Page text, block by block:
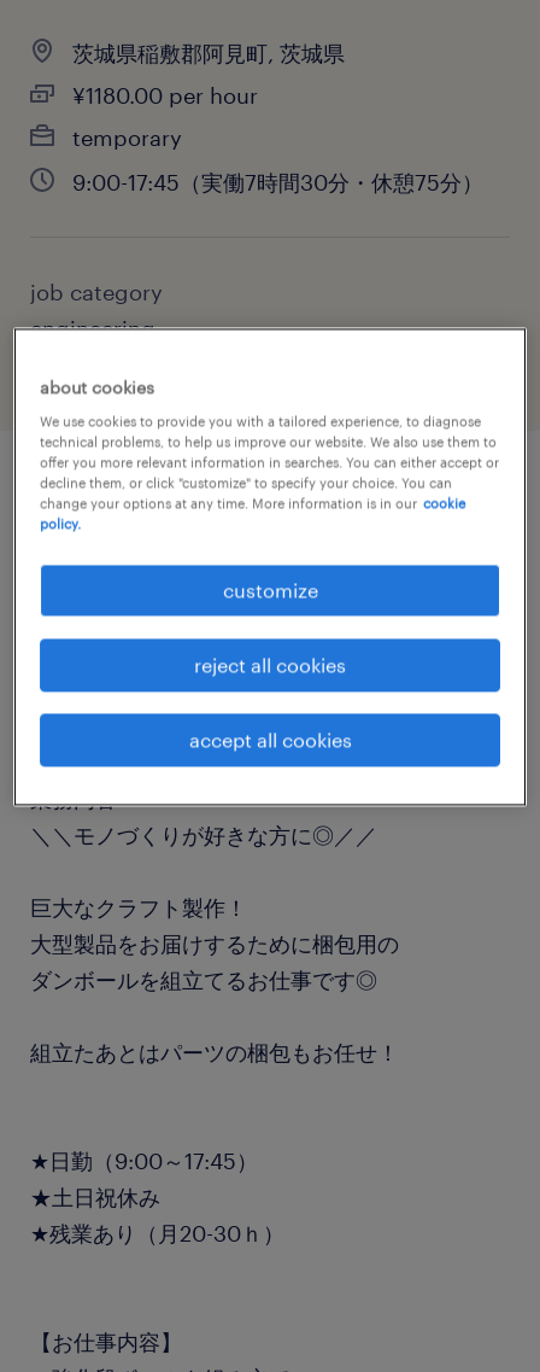
茨城県稲敷郡阿見町, 茨城県
¥1180.00 per hour
temporary
9:00-17:45（実働7時間30分・休憩75分）
job category
engineering
job details
組立・部品加工
勤務期間
長期（3ヶ月以上）
業務内容
＼＼モノづくりが好きな方に◎／／
巨大なクラフト製作！
大型製品をお届けするために梱包用の
ダンボールを組立てるお仕事です◎
組立たあとはパーツの梱包もお任せ！
★日勤（9:00～17:45）
★土日祝休み
★残業あり（月20-30ｈ）
【お仕事内容】
about cookies
We use cookies to provide you with a tailored experience, to diagnose
technical problems, to help us improve our website. We also use them to
offer you more relevant information in searches. You can either accept or
decline them, or click "customize" to specify your choice. You can
change your options at any time. More information is in our cookie
policy.
customize
reject all cookies
accept all cookies